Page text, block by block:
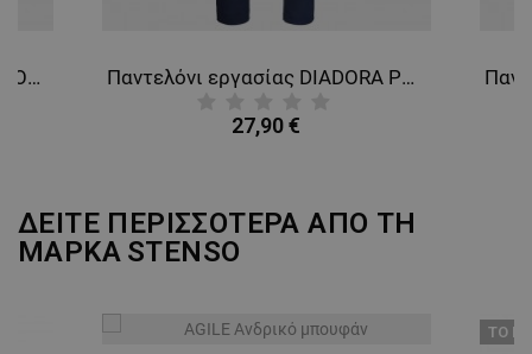
Πανελόνι εργασίας DIADORA COTTON SMART 2.0 STEEL GREY Παντελόνι εργασίας DIADORA POLY STRETCH SMART 2.0 NAVY
27,90 €
ΔΕΙΤΕ ΠΕΡΙΣΣΟΤΕΡΑ ΑΠΟ ΤΗ
ΜΑΡΚΑ STENSO
ТΟ